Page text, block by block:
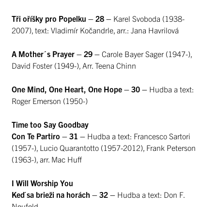
Tři oříšky pro Popelku – 28 – Karel Svoboda (1938-
2007), text: Vladimír Kočandrle, arr.: Jana Havrilová
A Mother´s Prayer – 29 – Carole Bayer Sager (1947-),
David Foster (1949-), Arr. Teena Chinn
One Mind, One Heart, One Hope – 30 – Hudba a text:
Roger Emerson (1950-)
Time too Say Goodbay
Con Te Partiro – 31 – Hudba a text: Francesco Sartori
(1957-), Lucio Quarantotto (1957-2012), Frank Peterson
(1963-), arr. Mac Huff
I Will Worship You
Keď sa brieži na horách – 32 – Hudba a text: Don F.